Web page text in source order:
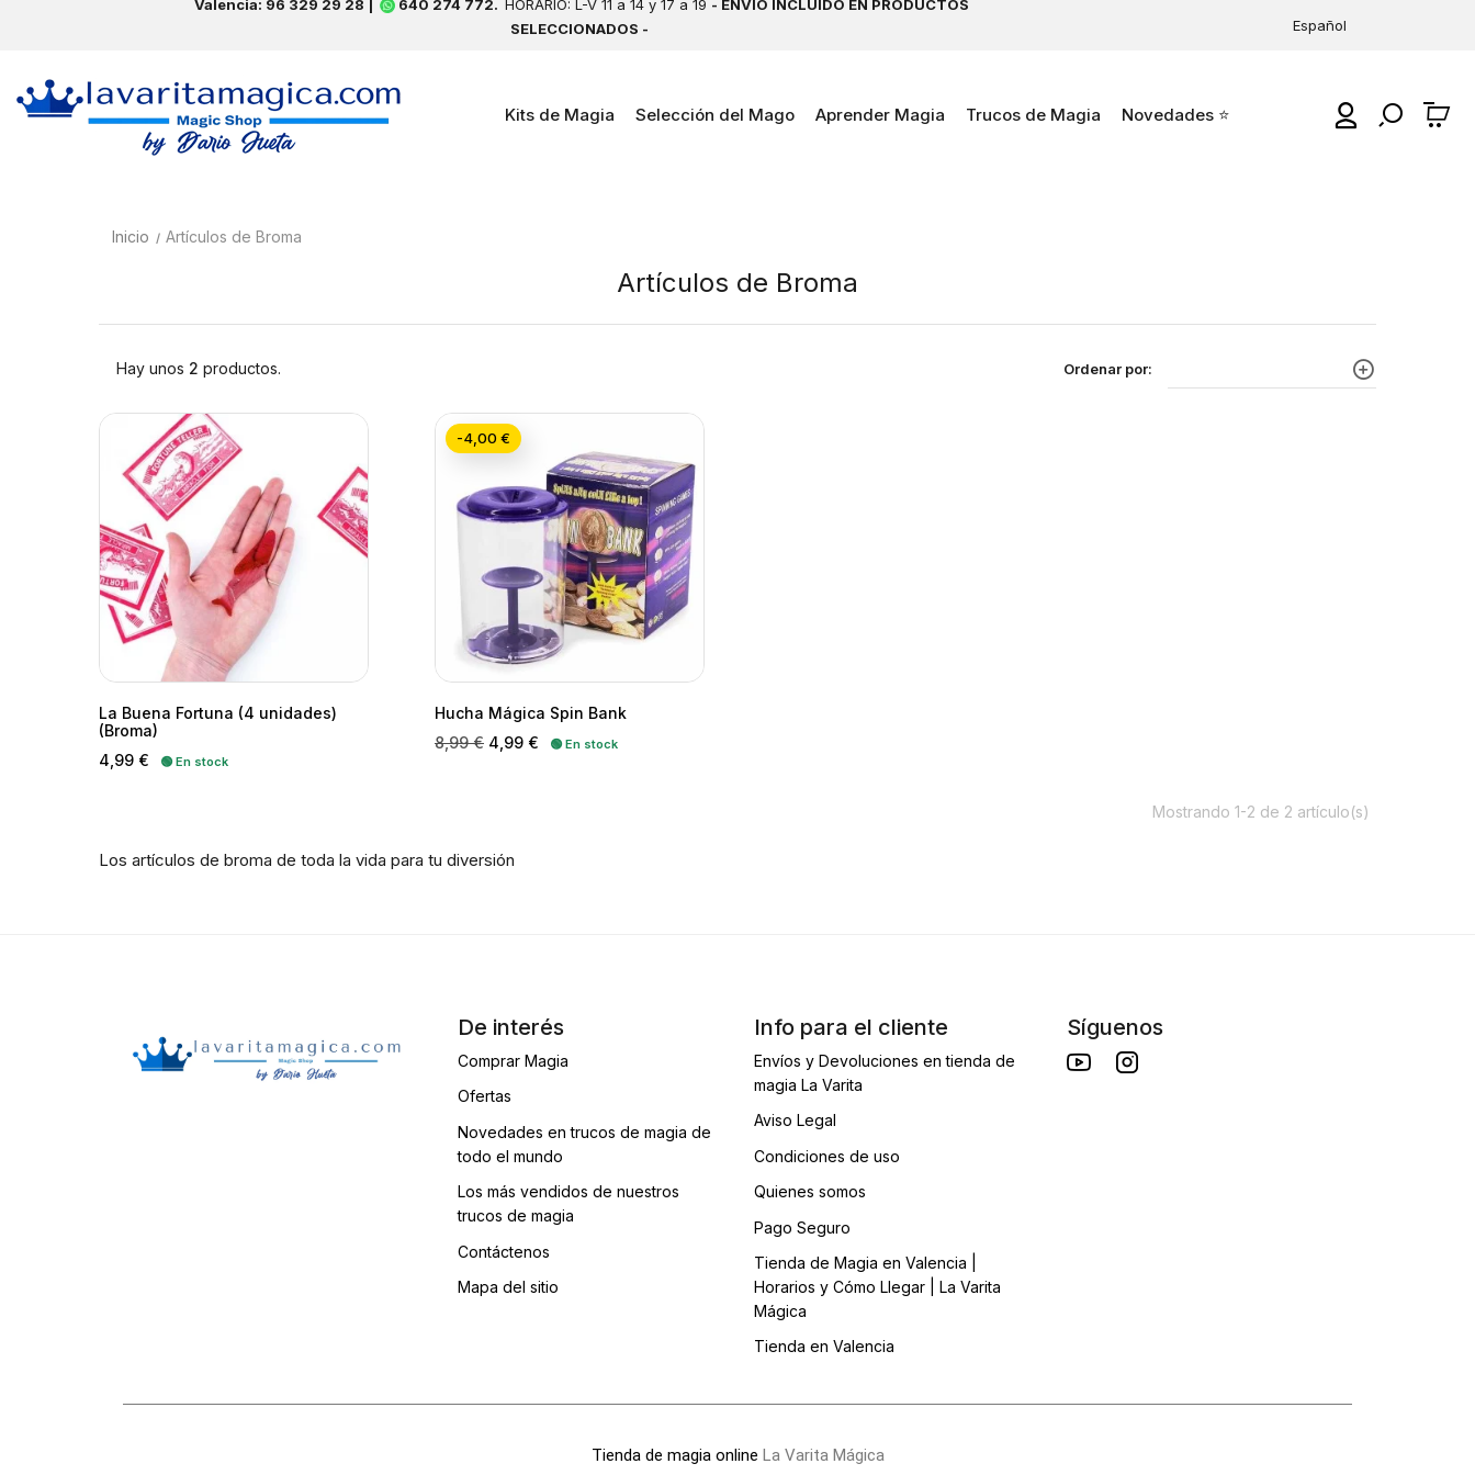
Español
Valencia: 96 329 29 28 | 640 274 772. HORARIO: L-V 11 a 14 y 17 a 19 - ENVÍO INCLUIDO EN PRODUCTOS
SELECCIONADOS -
Kits de Magia Selección del Mago Aprender Magia Trucos de Magia Novedades ⭐
Inicio Artículos de Broma
Artículos de Broma
Hay unos 2 productos. Ordenar por:
La Buena Fortuna (4 unidades)
(Broma)
Precio
4,99 € 🟢 En stock
Hucha Mágica Spin Bank
Precio
8,99 €Precio
4,99 € 🟢 En stock
-4,00 €
Mostrando 1-2 de 2 artículo(s)
Los artículos de broma de toda la vida para tu diversión
De interés
Comprar Magia
Ofertas
Novedades en trucos de magia de
todo el mundo
Los más vendidos de nuestros
trucos de magia
Contáctenos
Mapa del sitio
Info para el cliente
Envíos y Devoluciones en tienda de
magia La Varita
Aviso Legal
Condiciones de uso
Quienes somos
Pago Seguro
Tienda de Magia en Valencia |
Horarios y Cómo Llegar | La Varita
Mágica
Tienda en Valencia
Síguenos
Tienda de magia online La Varita Mágica